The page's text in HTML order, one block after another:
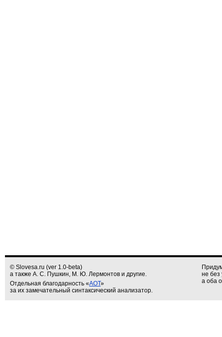
© Slovesa.ru (ver 1.0-beta)
а также А. С. Пушкин, М. Ю. Лермонтов и другие.
Отдельная благодарность «АОТ»
за их замечательный синтаксический анализатор.
не без
а оба